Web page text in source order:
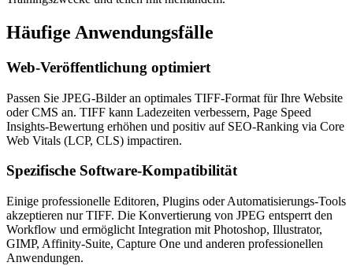
Häufige Anwendungsfälle
Web-Veröffentlichung optimiert
Passen Sie JPEG-Bilder an optimales TIFF-Format für Ihre Website
oder CMS an. TIFF kann Ladezeiten verbessern, Page Speed
Insights-Bewertung erhöhen und positiv auf SEO-Ranking via Core
Web Vitals (LCP, CLS) impactiren.
Spezifische Software-Kompatibilität
Einige professionelle Editoren, Plugins oder Automatisierungs-Tools
akzeptieren nur TIFF. Die Konvertierung von JPEG entsperrt den
Workflow und ermöglicht Integration mit Photoshop, Illustrator,
GIMP, Affinity-Suite, Capture One und anderen professionellen
Anwendungen.